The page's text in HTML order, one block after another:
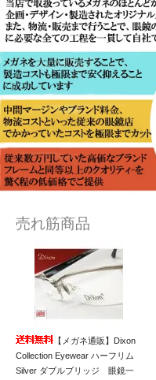
売れ筋商品
【メガネ通販】Dixon
Collection Eyewear ハーフリム
Silver ダブルブリッジ 眼鏡一